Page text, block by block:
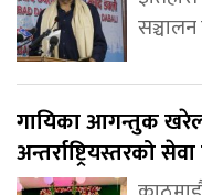
गायिका आगन्तुक
अन्तर्राष्ट्रियस्तरको